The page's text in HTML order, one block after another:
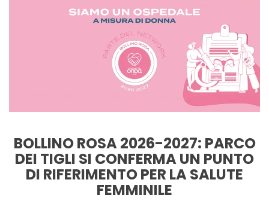
BOLLINO ROSA 2026-2027: PARCO
DEI TIGLI SI CONFERMA UN PUNTO
DI RIFERIMENTO PER LA SALUTE
FEMMINILE